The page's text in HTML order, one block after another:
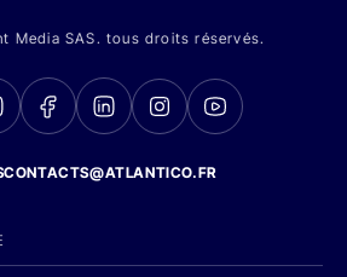
Media SAS. tous droits réservés.